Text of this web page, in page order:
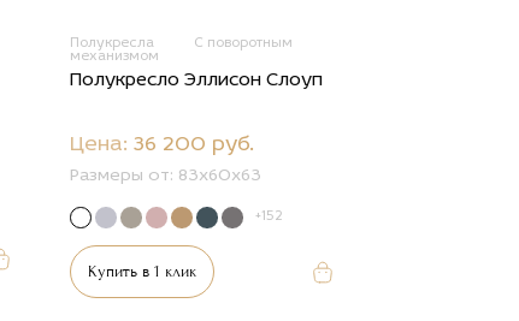
Полукресла
С поворотным
механизмом
Полукресло Эллисон Слоуп
Цена: 36 200 руб.
Размеры от: 83x60x63
+152
Купить в 1 клик